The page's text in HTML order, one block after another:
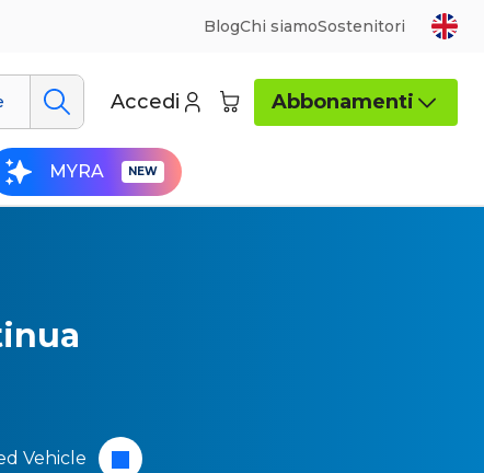
BlogChi siamoSostenitori
Accedi Abbonamenti
MYRA
Vehicle